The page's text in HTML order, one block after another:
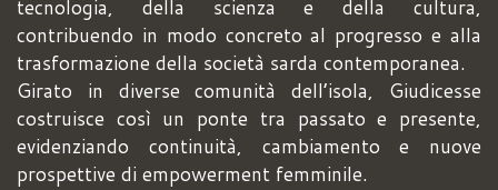
tecnologia, della scienza e della cultura,
contribuendo in modo concreto al progresso e alla
trasformazione della società sarda contemporanea.
Girato in diverse comunità dell’isola, Giudicesse
costruisce così un ponte tra passato e presente,
evidenziando continuità, cambiamento e nuove
prospettive di empowerment femminile.